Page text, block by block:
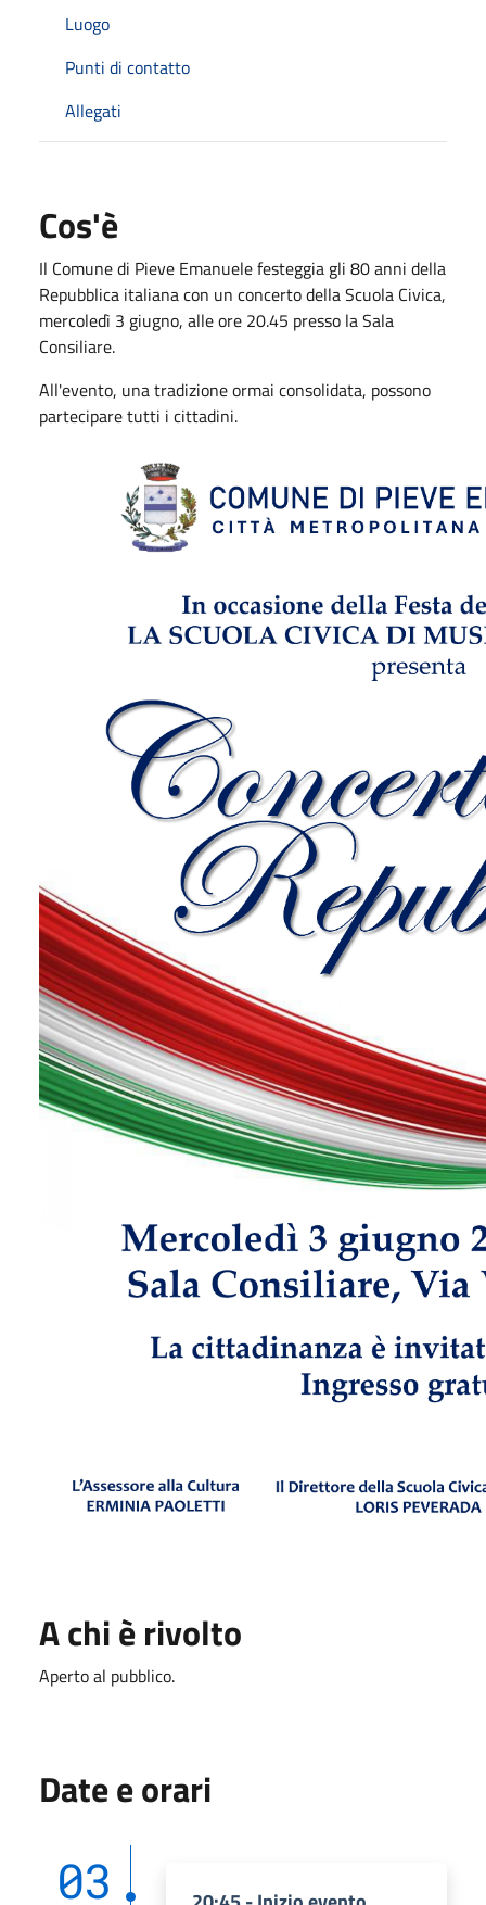
Luogo
Punti di contatto
Allegati
Cos'è
Il Comune di Pieve Emanuele festeggia gli 80 anni della
Repubblica italiana con un concerto della Scuola Civica,
mercoledì 3 giugno, alle ore 20.45 presso la Sala
Consiliare.
All'evento, una tradizione ormai consolidata, possono
partecipare tutti i cittadini.
A chi è rivolto
Aperto al pubblico.
Date e orari
03